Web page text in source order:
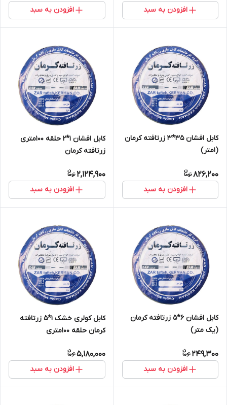
افزودن به سبد افزودن به سبد
کابل افشان 35*3 زرتافته کرمان
(1متر)
826,200
افزودن به سبد
کابل افشان 1*2 حلقه 100متری
زرتافته کرمان
2,124,900
افزودن به سبد
کابل افشان 6*5 زرتافته کرمان
(یک متر)
249,300
افزودن به سبد
کابل کولری خشک 1*5 زرتافته
کرمان حلقه 100متری
5,180,000
افزودن به سبد